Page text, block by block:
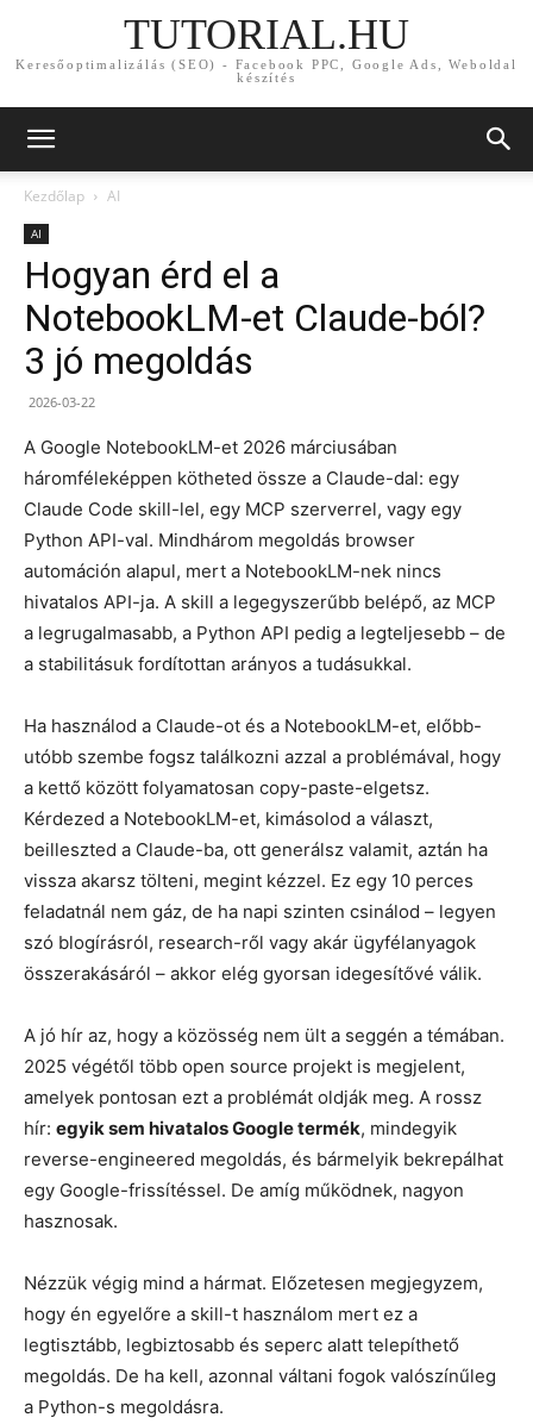
TUTORIAL.HU
Keresőoptimalizálás (SEO) - Facebook PPC, Google Ads, Weboldal
készítés
Kezdőlap AI
AI
Hogyan érd el a
NotebookLM-et Claude-ból?
3 jó megoldás
2026-03-22
A Google NotebookLM-et 2026 márciusában
háromféleképpen kötheted össze a Claude-dal: egy
Claude Code skill-lel, egy MCP szerverrel, vagy egy
Python API-val. Mindhárom megoldás browser
automáción alapul, mert a NotebookLM-nek nincs
hivatalos API-ja. A skill a legegyszerűbb belépő, az MCP
a legrugalmasabb, a Python API pedig a legteljesebb – de
a stabilitásuk fordítottan arányos a tudásukkal.
Ha használod a Claude-ot és a NotebookLM-et, előbb-
utóbb szembe fogsz találkozni azzal a problémával, hogy
a kettő között folyamatosan copy-paste-elgetsz.
Kérdezed a NotebookLM-et, kimásolod a választ,
beilleszted a Claude-ba, ott generálsz valamit, aztán ha
vissza akarsz tölteni, megint kézzel. Ez egy 10 perces
feladatnál nem gáz, de ha napi szinten csinálod – legyen
szó blogírásról, research-ről vagy akár ügyfélanyagok
összerakásáról – akkor elég gyorsan idegesítővé válik.
A jó hír az, hogy a közösség nem ült a seggén a témában.
2025 végétől több open source projekt is megjelent,
amelyek pontosan ezt a problémát oldják meg. A rossz
hír: egyik sem hivatalos Google termék, mindegyik
reverse-engineered megoldás, és bármelyik bekrepálhat
egy Google-frissítéssel. De amíg működnek, nagyon
hasznosak.
Nézzük végig mind a hármat. Előzetesen megjegyzem,
hogy én egyelőre a skill-t használom mert ez a
legtisztább, legbiztosabb és seperc alatt telepíthető
megoldás. De ha kell, azonnal váltani fogok valószínűleg
a Python-s megoldásra.